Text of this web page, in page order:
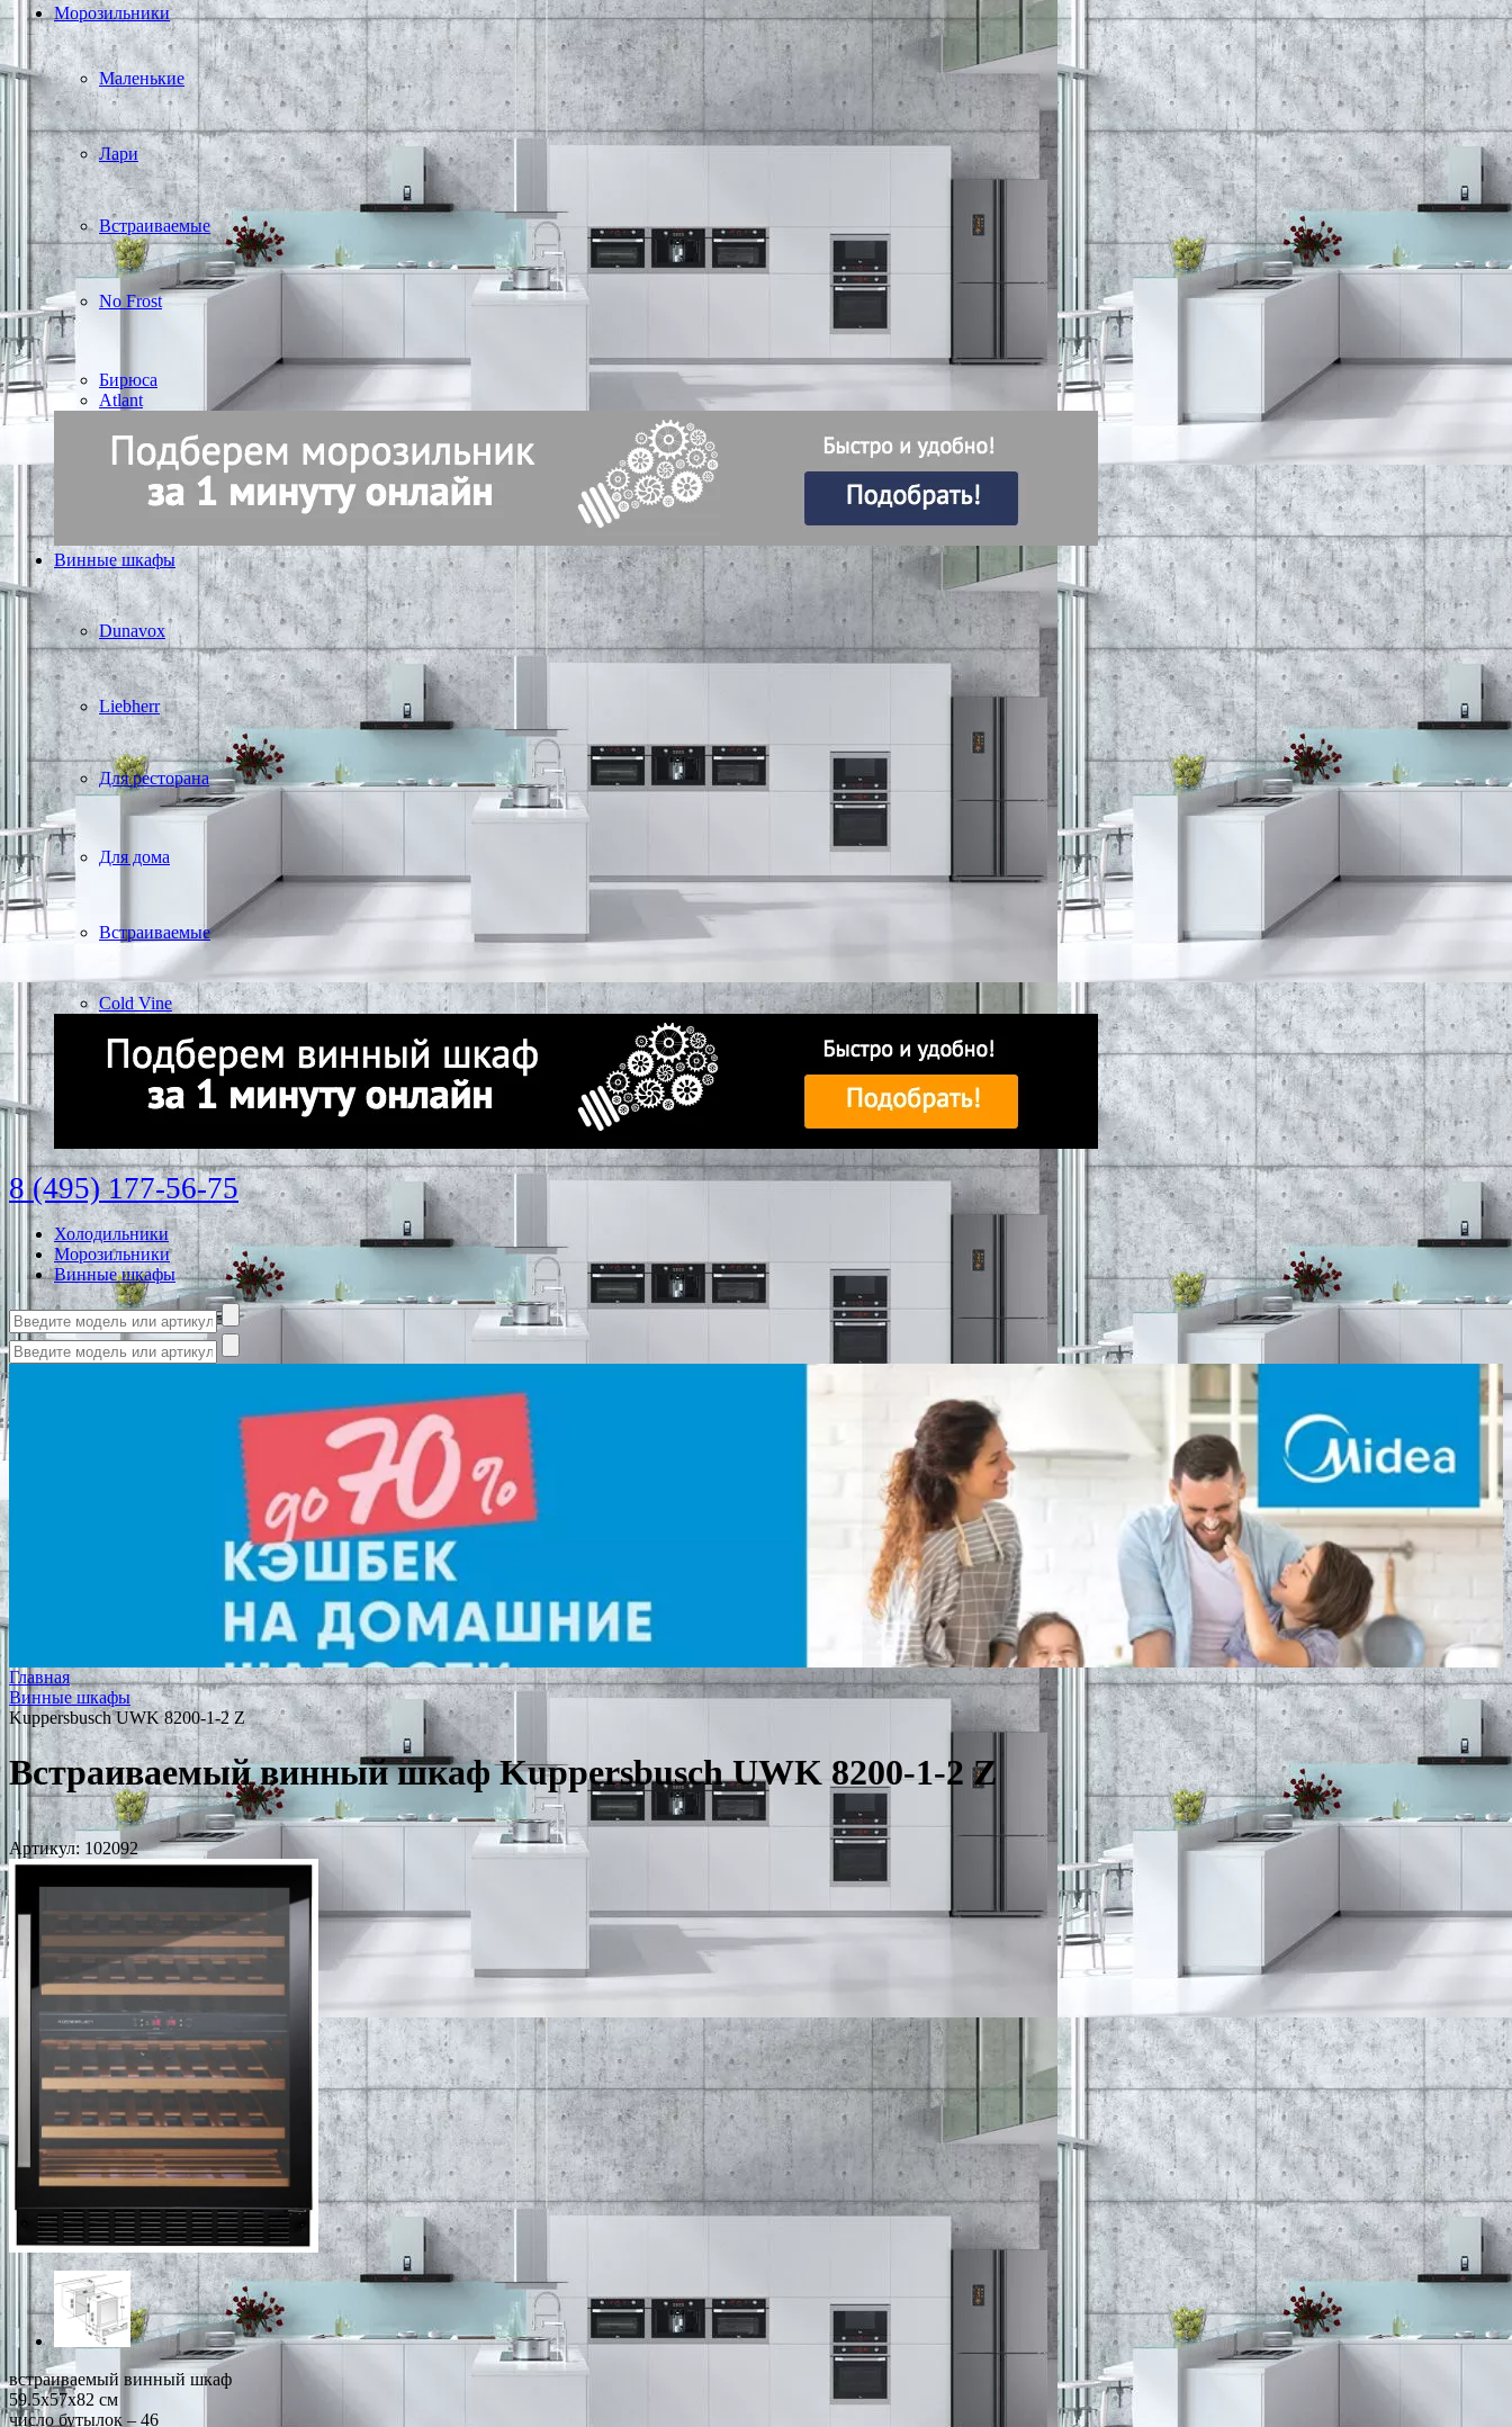
Морозильники
Маленькие
Лари
Встраиваемые
No Frost
Бирюса
Atlant
Винные шкафы
Dunavox
Liebherr
Для ресторана
Для дома
Встраиваемые
Cold Vine
8 (495) 177-56-75
Холодильники
Морозильники
Винные шкафы
Главная
Винные шкафы
Kuppersbusch UWK 8200-1-2 Z
Встраиваемый винный шкаф Kuppersbusch UWK 8200-1-2 Z
Артикул: 102092
встраиваемый винный шкаф
59.5x57x82 см
число бутылок – 46